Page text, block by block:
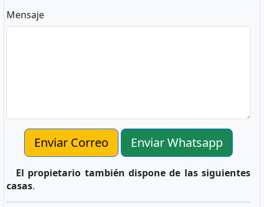
Mensaje
Enviar Correo Enviar Whatsapp
El propietario también dispone de las siguientes
casas.